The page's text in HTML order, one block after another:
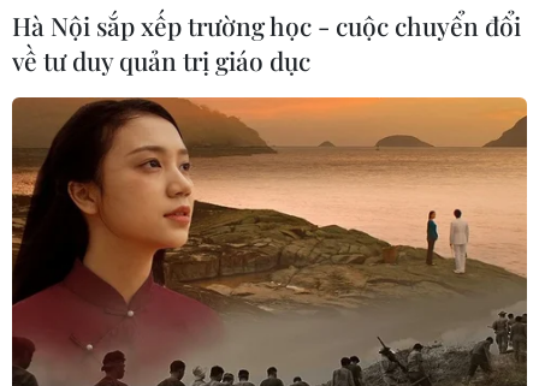
TIN CÙNG CHUYÊN MỤC
Cuộc tìm kiếm và vá lại những 'trái
tim lỗi '
Hà Nội sắp xếp trường học - cuộc chuyển đổi
về tư duy quản trị giáo dục